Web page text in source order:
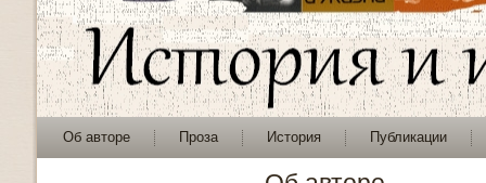
Об авторе Проза История Публикации